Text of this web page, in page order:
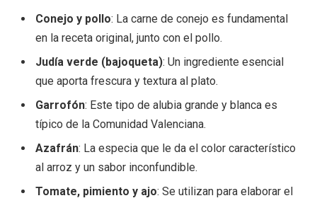
Conejo y pollo: La carne de conejo es fundamental
en la receta original, junto con el pollo.
Judía verde (bajoqueta): Un ingrediente esencial
que aporta frescura y textura al plato.
Garrofón: Este tipo de alubia grande y blanca es
típico de la Comunidad Valenciana.
Azafrán: La especia que le da el color característico
al arroz y un sabor inconfundible.
Tomate, pimiento y ajo: Se utilizan para elaborar el